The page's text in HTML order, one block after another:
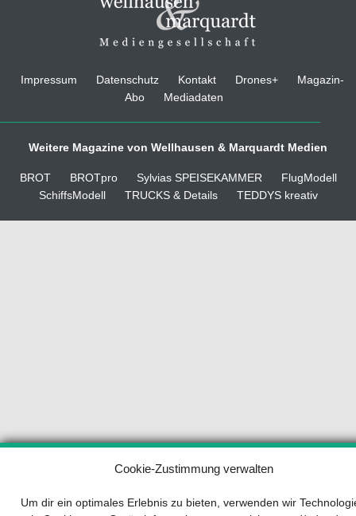
Cookie-Zustimmung verwalten
Um dir ein optimales Erlebnis zu bieten, verwenden wir
Impressum Datenschutz Kontakt Drones+
Magazin-
Abo
Mediadaten
Weitere Magazine von Wellhausen & Marquardt Medien
BROT BROTpro Sylvias SPEISEKAMMER
FlugModell
SchiffsModell
TRUCKS & Details TEDDYS kreativ
Ihr Wegweiser zum Erfolg
Entwicklung und Implementierung eines